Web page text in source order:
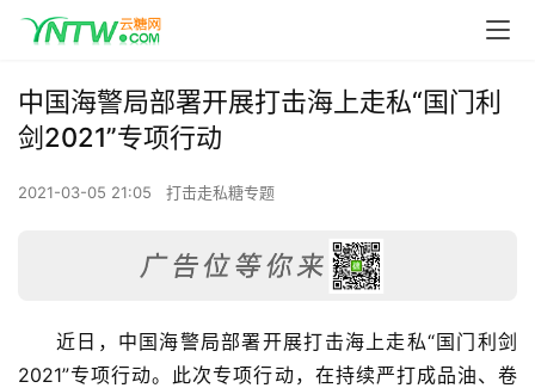
中国海警局部署开展打击海上走私“国门利
剑2021”专项行动
2021-03-05 21:05 打击走私糖专题
近日，中国海警局部署开展打击海上走私“国门利剑
2021”专项行动。此次专项行动，在持续严打成品油、卷